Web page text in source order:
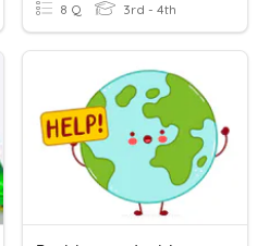
8 Q 3rd - 4th